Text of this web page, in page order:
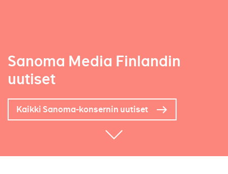
Sanoma Media Finlandin
uutiset
Kaikki Sanoma-konsernin uutiset